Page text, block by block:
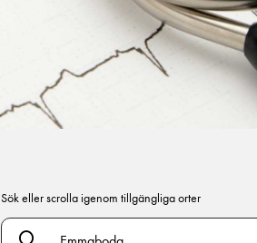
Sök eller scrolla igenom tillgängliga orter